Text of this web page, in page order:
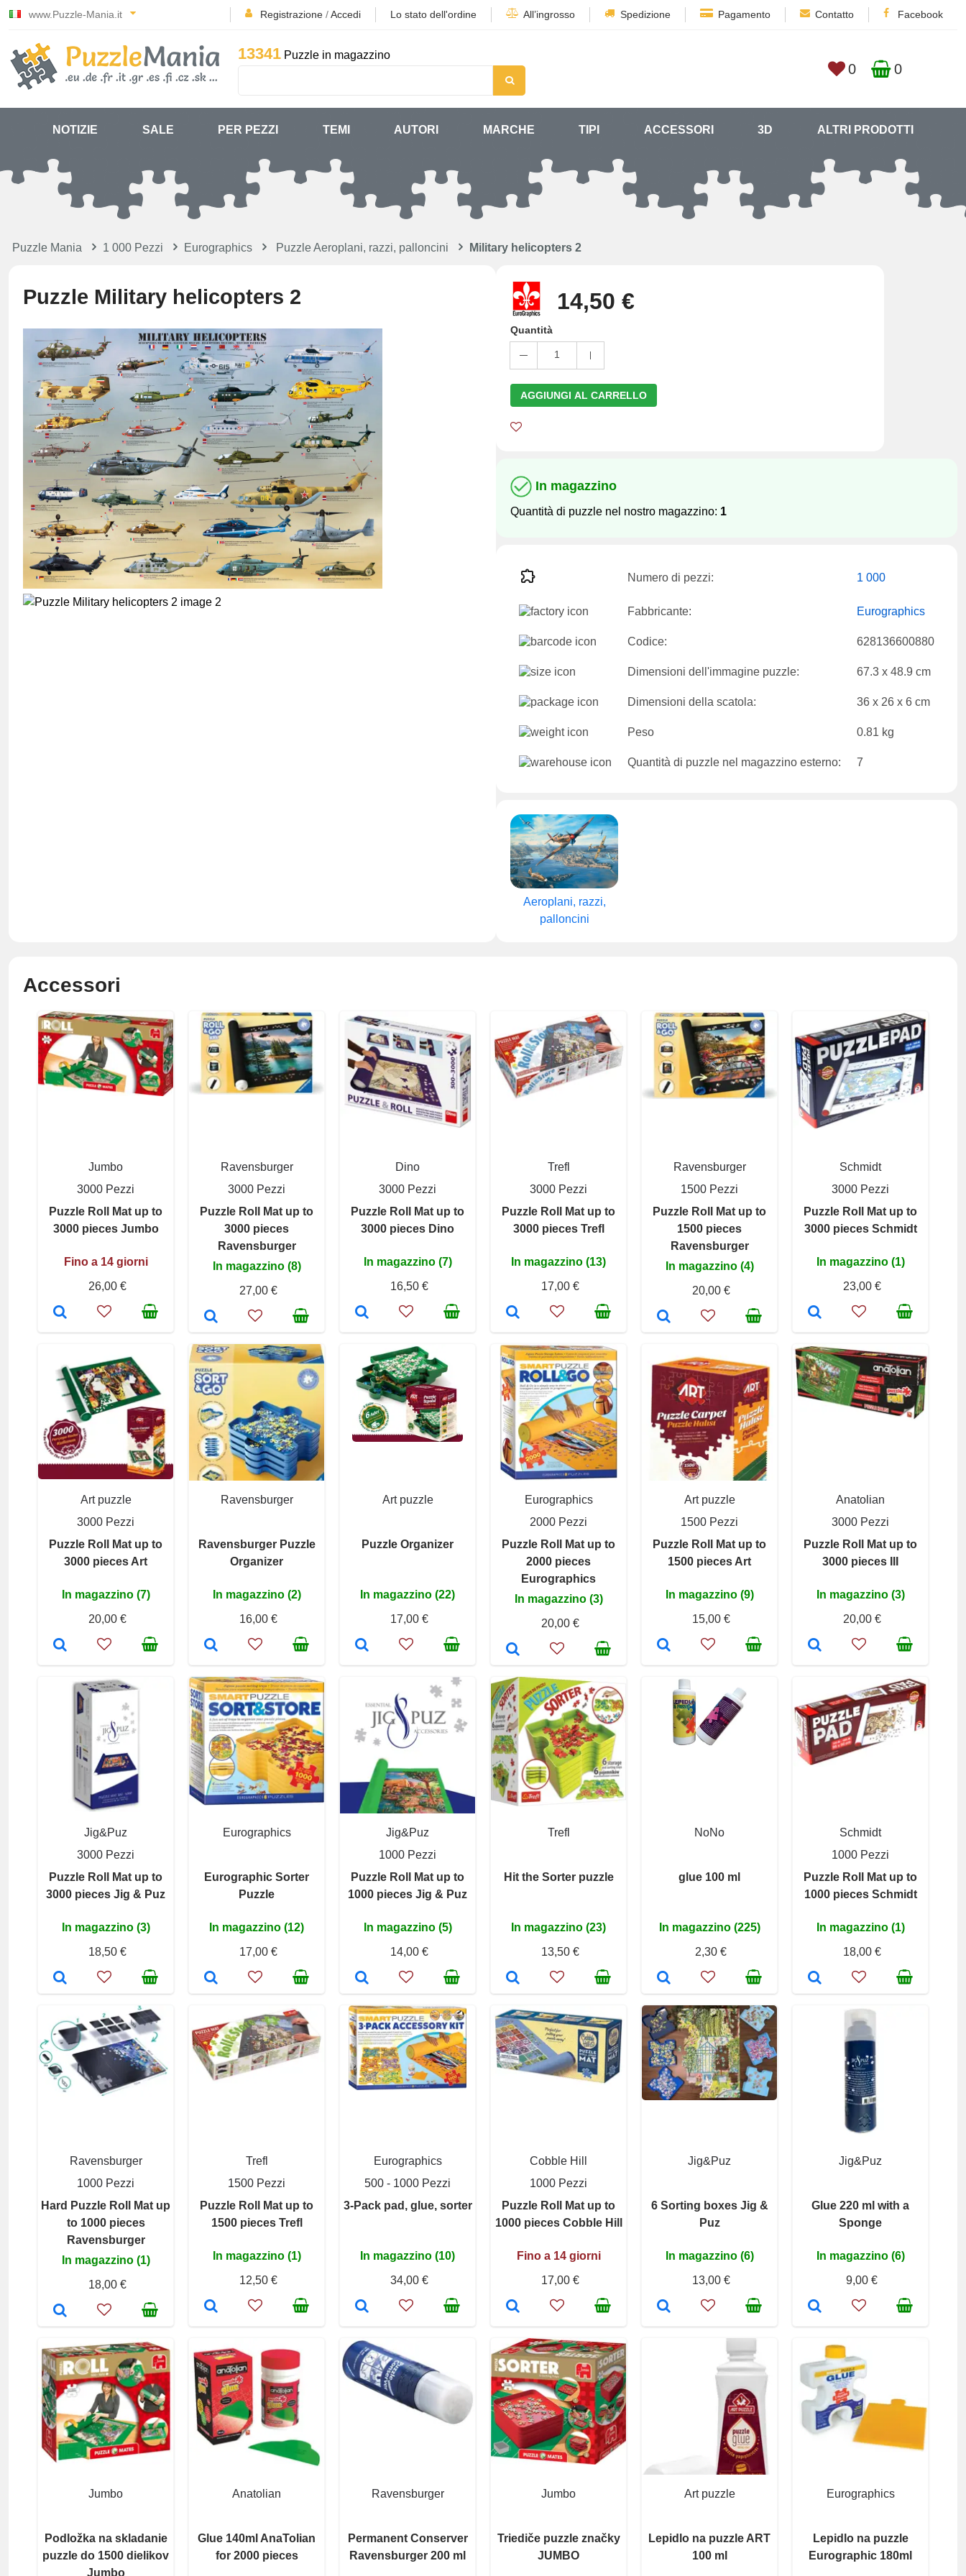
www.Puzzle-Mania.it Registrazione /Accedi Lo stato dell'ordine All’ingrosso Spedizione Pagamento Contatto Facebook
13341 Puzzle in magazzino
0 0
NOTIZIE SALE PER PEZZI TEMI AUTORI MARCHE TIPI ACCESSORI 3D ALTRI PRODOTTI
Puzzle Mania 1 000 Pezzi Eurographics Puzzle Aeroplani, razzi, palloncini Military helicopters 2
Puzzle Military helicopters 2 14,50 €
Quantità
1
AGGIUNGI AL CARRELLO
In magazzino
Quantità di puzzle nel nostro magazzino: 1
Numero di pezzi: 1 000
Fabbricante: Eurographics
Codice: 628136600880
Dimensioni dell'immagine puzzle: 67.3 x 48.9 cm
Dimensioni della scatola: 36 x 26 x 6 cm
Peso 0.81 kg
Quantità di puzzle nel magazzino esterno: 7
Aeroplani, razzi,
palloncini
Accessori
Jumbo
3000 Pezzi
Puzzle Roll Mat up to
3000 pieces Jumbo
Fino a 14 giorni
26,00 €
Ravensburger
3000 Pezzi
Puzzle Roll Mat up to
3000 pieces
Ravensburger
In magazzino (8)
27,00 €
Dino
3000 Pezzi
Puzzle Roll Mat up to
3000 pieces Dino
In magazzino (7)
16,50 €
Trefl
3000 Pezzi
Puzzle Roll Mat up to
3000 pieces Trefl
In magazzino (13)
17,00 €
Ravensburger
1500 Pezzi
Puzzle Roll Mat up to
1500 pieces
Ravensburger
In magazzino (4)
20,00 €
Schmidt
3000 Pezzi
Puzzle Roll Mat up to
3000 pieces Schmidt
In magazzino (1)
23,00 €
Art puzzle
3000 Pezzi
Puzzle Roll Mat up to
3000 pieces Art
In magazzino (7)
20,00 €
Ravensburger
Ravensburger Puzzle
Organizer
In magazzino (2)
16,00 €
Art puzzle
Puzzle Organizer
In magazzino (22)
17,00 €
Eurographics
2000 Pezzi
Puzzle Roll Mat up to
2000 pieces
Eurographics
In magazzino (3)
20,00 €
Art puzzle
1500 Pezzi
Puzzle Roll Mat up to
1500 pieces Art
In magazzino (9)
15,00 €
Anatolian
3000 Pezzi
Puzzle Roll Mat up to
3000 pieces III
In magazzino (3)
20,00 €
Jig&Puz
3000 Pezzi
Puzzle Roll Mat up to
3000 pieces Jig & Puz
In magazzino (3)
18,50 €
Eurographics
Eurographic Sorter
Puzzle
In magazzino (12)
17,00 €
Jig&Puz
1000 Pezzi
Puzzle Roll Mat up to
1000 pieces Jig & Puz
In magazzino (5)
14,00 €
Trefl
Hit the Sorter puzzle
In magazzino (23)
13,50 €
NoNo
glue 100 ml
In magazzino (225)
2,30 €
Schmidt
1000 Pezzi
Puzzle Roll Mat up to
1000 pieces Schmidt
In magazzino (1)
18,00 €
Ravensburger
1000 Pezzi
Hard Puzzle Roll Mat up
to 1000 pieces
Ravensburger
In magazzino (1)
18,00 €
Trefl
1500 Pezzi
Puzzle Roll Mat up to
1500 pieces Trefl
In magazzino (1)
12,50 €
Eurographics
500 - 1000 Pezzi
3-Pack pad, glue, sorter
In magazzino (10)
34,00 €
Cobble Hill
1000 Pezzi
Puzzle Roll Mat up to
1000 pieces Cobble Hill
Fino a 14 giorni
17,00 €
Jig&Puz
6 Sorting boxes Jig &
Puz
In magazzino (6)
13,00 €
Jig&Puz
Glue 220 ml with a
Sponge
In magazzino (6)
9,00 €
Jumbo
Podložka na skladanie
puzzle do 1500 dielikov
Jumbo
Anatolian
Glue 140ml AnaTolian
for 2000 pieces
Ravensburger
Permanent Conserver
Ravensburger 200 ml
Jumbo
Triediče puzzle značky
JUMBO
Art puzzle
Lepidlo na puzzle ART
100 ml
Eurographics
Lepidlo na puzzle
Eurographic 180ml